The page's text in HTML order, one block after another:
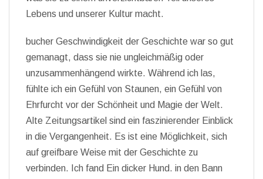
Lebens und unserer Kultur macht.
bucher Geschwindigkeit der Geschichte war so gut
gemanagt, dass sie nie ungleichmäßig oder
unzusammenhängend wirkte. Während ich las,
fühlte ich ein Gefühl von Staunen, ein Gefühl von
Ehrfurcht vor der Schönheit und Magie der Welt.
Alte Zeitungsartikel sind ein faszinierender Einblick
in die Vergangenheit. Es ist eine Möglichkeit, sich
auf greifbare Weise mit der Geschichte zu
verbinden. Ich fand Ein dicker Hund. in den Bann